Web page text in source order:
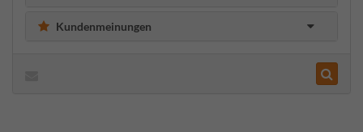
Kundenmeinungen